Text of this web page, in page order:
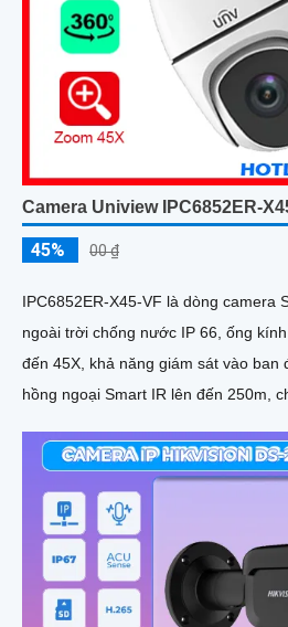
Camera Uniview IPC6852ER-
45% 00 ₫
IPC6852ER-X45-VF là dòng camera
ngoài trời chống nước IP 66, ống
đến 45X, khả năng giám sát vào
hồng ngoại Smart IR lên đến 250m,